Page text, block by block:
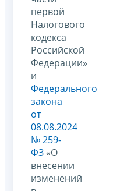
первой
Налогового
кодекса
Российской
Федерации»
и
Федерального
закона
от
08.08.2024
№ 259-
ФЗ «О
внесении
изменений